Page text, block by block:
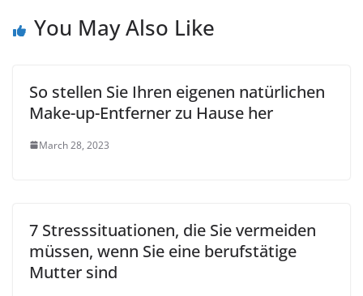
You May Also Like
So stellen Sie Ihren eigenen natürlichen
Make-up-Entferner zu Hause her
March 28, 2023
7 Stresssituationen, die Sie vermeiden
müssen, wenn Sie eine berufstätige
Mutter sind